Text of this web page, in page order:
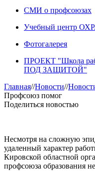
СМИ о профсоюзах
Учебный центр
Фотогалерея
ПРОЕКТ "Школа
ПОД ЗАЩИТОЙ"
Главная//Новости//
Профсоюз помог
Поделиться новостью
Несмотря на сложную
удаленный характер
Кировской областной
профсоюза образования